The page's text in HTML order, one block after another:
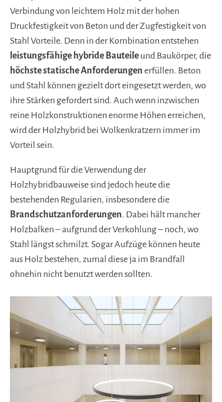
Verbindung von leichtem Holz mit der hohen
Druckfestigkeit von Beton und der Zugfestigkeit von
Stahl Vorteile. Denn in der Kombination entstehen
leistungsfähige hybride Bauteile und Baukörper, die
höchste statische Anforderungen erfüllen. Beton
und Stahl können gezielt dort eingesetzt werden, wo
ihre Stärken gefordert sind. Auch wenn inzwischen
reine Holzkonstruktionen enorme Höhen erreichen,
wird der Holzhybrid bei Wolkenkratzern immer im
Vorteil sein.
Hauptgrund für die Verwendung der
Holzhybridbauweise sind jedoch heute die
bestehenden Regularien, insbesondere die
Brandschutzanforderungen. Dabei hält mancher
Holzbalken – aufgrund der Verkohlung – noch, wo
Stahl längst schmilzt. Sogar Aufzüge können heute
aus Holz bestehen, zumal diese ja im Brandfall
ohnehin nicht benutzt werden sollten.